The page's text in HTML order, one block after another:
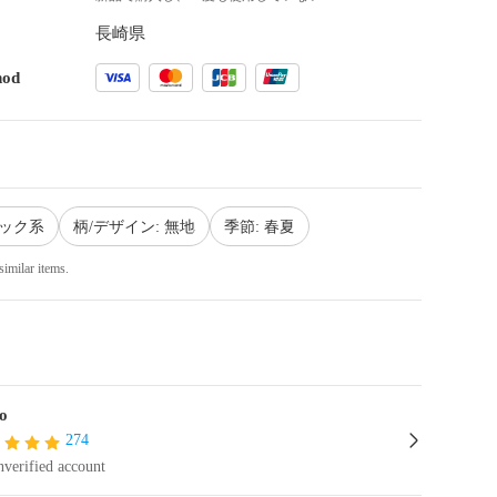
長崎県
ク系 柄/デザイン: 無地 季節: 春夏
items.
274
account